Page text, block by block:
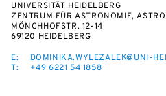
UNIVERSITÄT HEIDELBERG
ZENTRUM FÜR ASTRONOMIE,
MÖNCHHOFSTR. 12-14
69120 HEIDELBERG
E:
DOMINIKA.WYLEZALEK@UNI-
T:
+49 6221 54 1858